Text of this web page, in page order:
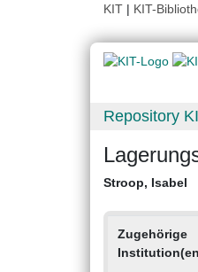
KIT | KIT-
Repository
Stroop, Isabel
Zugehörige